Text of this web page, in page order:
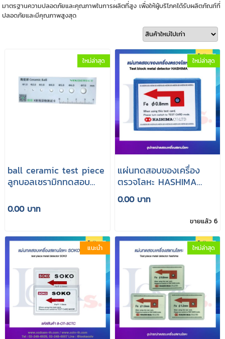
มาตรฐานความปลอดภัยและคุณภาพในการผลิตที่สูง เพื่อให้ผู้บริโภคได้รับผลิตภัณฑ์ที่
ปลอดภัยและมีคุณภาพสูงสุด
ใหม่ล่าสุด
ball ceramic test piece
ลูกบอลเซรามิกทดสอบ
0.00 บาท
ใหม่ล่าสุด
แผ่นทดสอบของเครื่อง
ตรวจโลหะ HASHIMA
ขนาด 0.8mm
0.00 บาท
ขายแล้ว 6
แนะนำ ใหม่ล่าสุด